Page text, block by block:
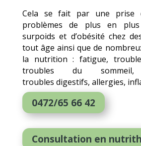
Cela se fait par une prise
problèmes de plus en
surpoids et d’obésité chez
tout âge ainsi que de
la nutrition : fatigue,
troubles du sommeil,
troubles digestifs, allergies,
0472/65 66 42
Consultation en